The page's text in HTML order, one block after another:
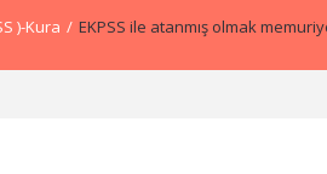
)-Kura / EKPSS ile atanmış olmak